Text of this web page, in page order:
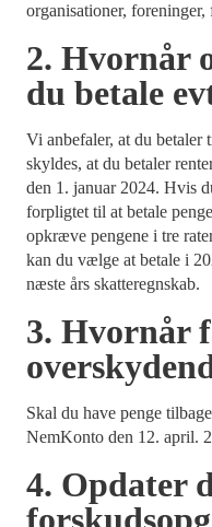
organisationer,
2. Hvornår
du betale
Vi anbefaler, at du
skyldes, at du betaler
den 1. januar 2024. Hvis
forpligtet til at betale
opkræve pengene i tre
kan du vælge at betale i
næste års skatteregnskab.
3. Hvornår
Skal du have penge
NemKonto den 12. april.
4. Opdater